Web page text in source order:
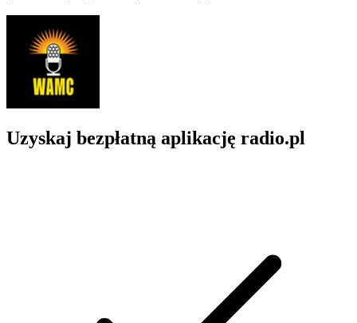
Uzyskaj bezpłatną aplikację radio.pl